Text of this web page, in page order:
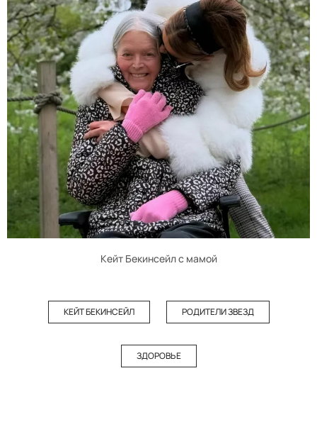
Кейт Бекинсейл с мамой
КЕЙТ БЕКИНСЕЙЛ РОДИТЕЛИ ЗВЕЗД
ЗДОРОВЬЕ